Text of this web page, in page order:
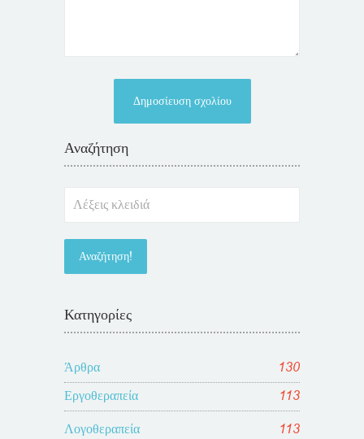
Αναζήτηση
Κατηγορίες
Άρθρα
130
Εργοθεραπεία
113
Λογοθεραπεία
113